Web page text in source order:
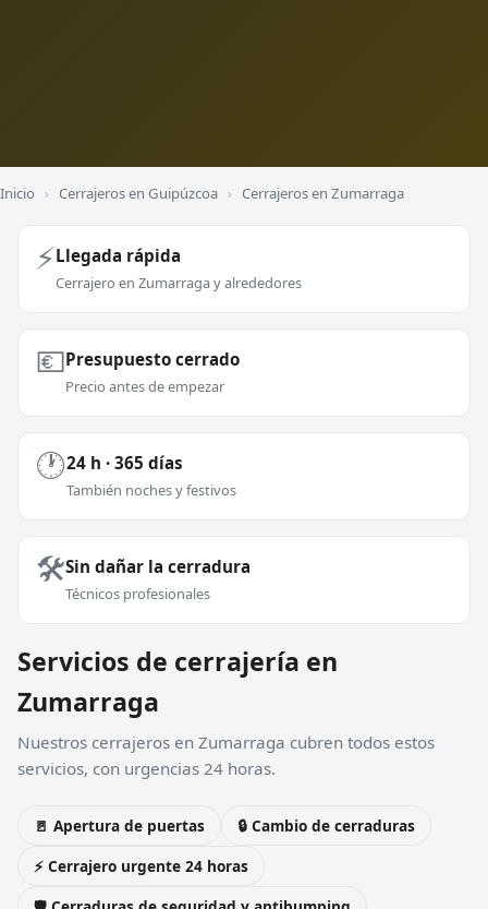
Inicio › Cerrajeros en Guipúzcoa › Cerrajeros en Zumarraga
⚡Llegada rápida
Cerrajero en Zumarraga y alrededores
💶Presupuesto cerrado
Precio antes de empezar
🕐24 h · 365 días
También noches y festivos
🛠️Sin dañar la cerradura
Técnicos profesionales
Servicios de cerrajería en
Zumarraga
Nuestros cerrajeros en Zumarraga cubren todos estos
servicios, con urgencias 24 horas.
🚪 Apertura de puertas
🔒 Cambio de cerraduras
⚡ Cerrajero urgente 24 horas